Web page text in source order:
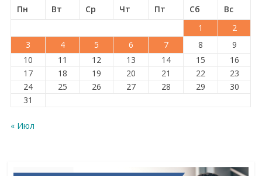
Пн
Вт Ср Чт Пт Сб
Вс
1
2
3
4 5 6 7 8
9
10
11 12 13 14 15
16
17
18 19 20 21 22
23
24
25 26 27 28 29
30
31
« Июл